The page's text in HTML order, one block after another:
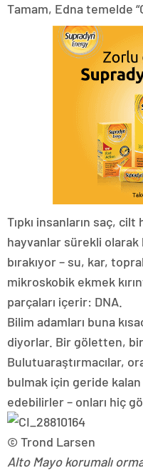
Tamam, Edna temelde
Tıpkı insanların saç,
hayvanlar sürekli
bırakıyor – su, kar,
mikroskobik ekmek
parçaları içerir: DNA.
Bilim adamları buna
diyorlar. Bir göletten,
Bulutuaraştırmacılar,
bulmak için geride kalan
edebilirler – onları hiç
© Trond Larsen
Alto Mayo korumalı